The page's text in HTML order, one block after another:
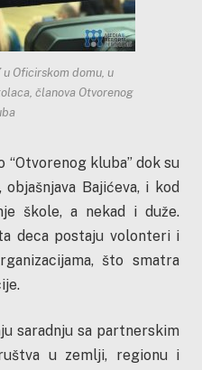
u Oficirskom domu, u
članova Otvorenog
“Otvorenog kluba” dok su
Bajićeva, i kod
škole, a nekad i duže.
deca postaju volonteri i
što smatra
saradnju sa partnerskim
u zemlji, regionu i